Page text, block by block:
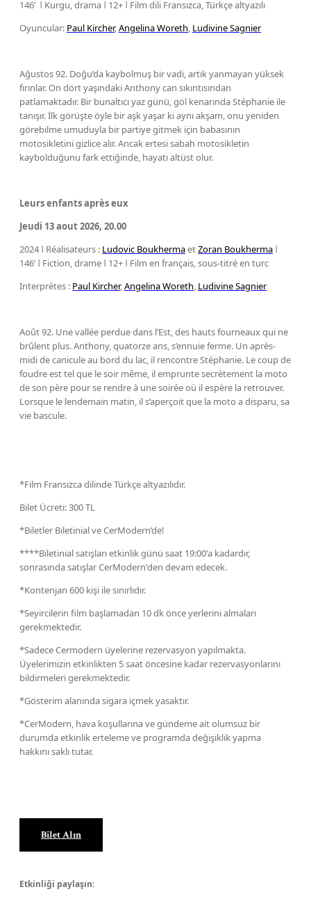
146’ ǀ Kurgu, drama ǀ 12+ ǀ Film dili Fransızca, Türkçe altyazılı
Oyuncular: Paul Kircher,Angelina Woreth, Ludivine Sagnier
Ağustos 92. Doğu’da kaybolmuş bir vadi, artık yanmayan yüksek
fırınlar. On dört yaşındaki Anthony can sıkıntısından
patlamaktadır. Bir bunaltıcı yaz günü, göl kenarında Stéphanie ile
tanışır. İlk görüşte öyle bir aşk yaşar ki aynı akşam, onu yeniden
görebilme umuduyla bir partiye gitmek için babasının
motosikletini gizlice alır. Ancak ertesi sabah motosikletin
kaybolduğunu fark ettiğinde, hayatı altüst olur.
Leurs enfants après eux
Jeudi 13 aout 2026, 20.00
2024 ǀ Réalisateurs : Ludovic BoukhermaetZoran Boukherma ǀ
146’ ǀ Fiction, drame ǀ 12+ ǀ Film en français, sous-titré en turc
Interprètes : Paul Kircher,Angelina Woreth, Ludivine Sagnier
Août 92. Une vallée perdue dans l’Est, des hauts fourneaux qui ne
brûlent plus. Anthony, quatorze ans, s’ennuie ferme. Un après-
midi de canicule au bord du lac, il rencontre Stéphanie. Le coup de
foudre est tel que le soir même, il emprunte secrètement la moto
de son père pour se rendre à une soirée où il espère la retrouver.
Lorsque le lendemain matin, il s’aperçoit que la moto a disparu, sa
vie bascule.
*Film Fransızca dilinde Türkçe altyazılıdır.
Bilet Ücreti: 300 TL
*Biletler Biletinial ve CerModern’de!
****Biletinial satışları etkinlik günü saat 19:00'a kadardır,
sonrasında satışlar CerModern'den devam edecek.
*Kontenjan 600 kişi ile sınırlıdır.
*Seyircilerin film başlamadan 10 dk önce yerlerini almaları
gerekmektedir.
*Sadece Cermodern üyelerine rezervasyon yapılmakta.
Üyelerimizin etkinlikten 5 saat öncesine kadar rezervasyonlarını
bildirmeleri gerekmektedir.
*Gösterim alanında sigara içmek yasaktır.
*CerModern, hava koşullarına ve gündeme ait olumsuz bir
durumda etkinlik erteleme ve programda değişiklik yapma
hakkını saklı tutar.
Bilet Alın
Etkinliği paylaşın: